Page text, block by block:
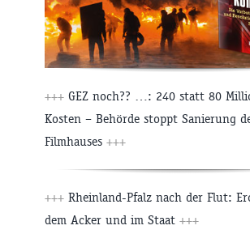
+++ GEZ noch?? …: 240 statt 80
Kosten – Behörde stoppt Sanierung
Filmhauses +++
+++ Rheinland-Pfalz nach der Flut:
dem Acker und im Staat +++